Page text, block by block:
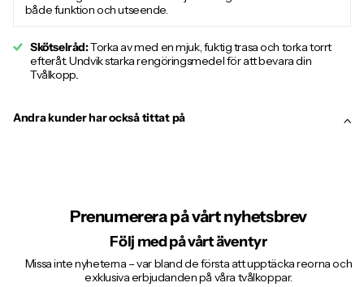
både funktion och utseende.
Skötselråd:Torka av med en mjuk, fuktig trasa och torka torrt
efteråt. Undvik starka rengöringsmedel för att bevara din
Tvålkopp..
Andra kunder har också tittat på
Prenumerera på vårt nyhetsbrev
Följ med på vårt äventyr
Missa inte nyheterna – var bland de första att upptäcka reorna och
exklusiva erbjudanden på våra tvålkoppar.